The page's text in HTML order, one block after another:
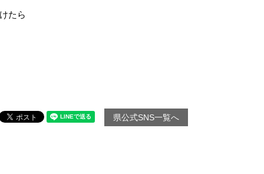
たら
県公式SNS一覧へ